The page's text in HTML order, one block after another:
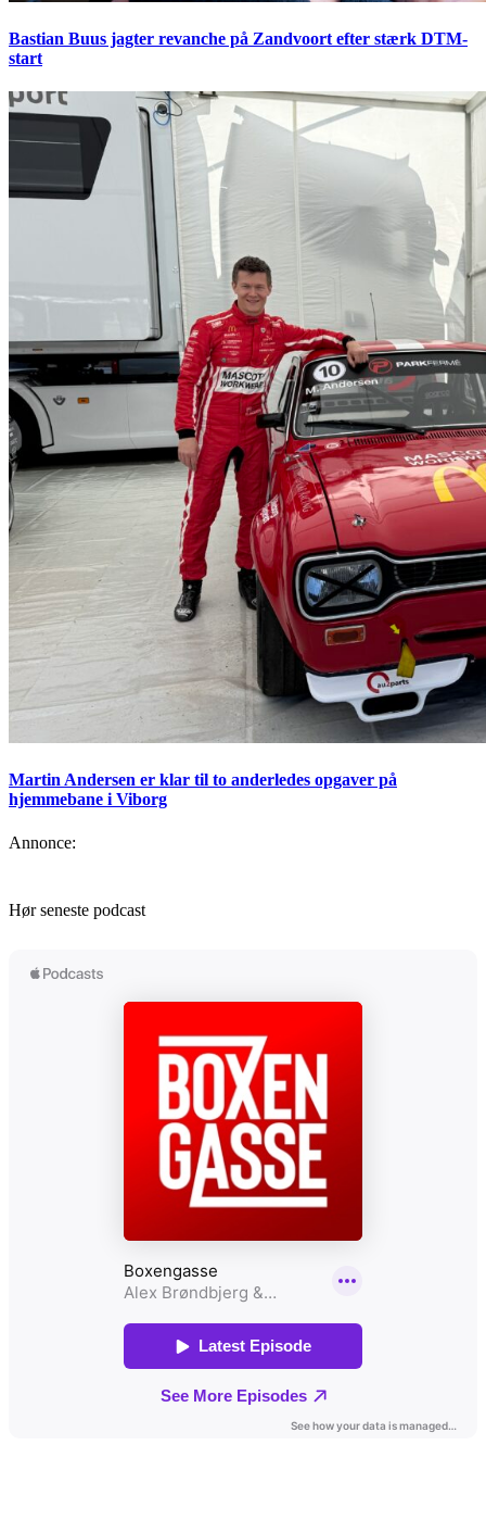
Bastian Buus jagter revanche på Zandvoort efter stærk DTM-
start
Martin Andersen er klar til to anderledes opgaver på
hjemmebane i Viborg
Annonce:
Hør seneste podcast